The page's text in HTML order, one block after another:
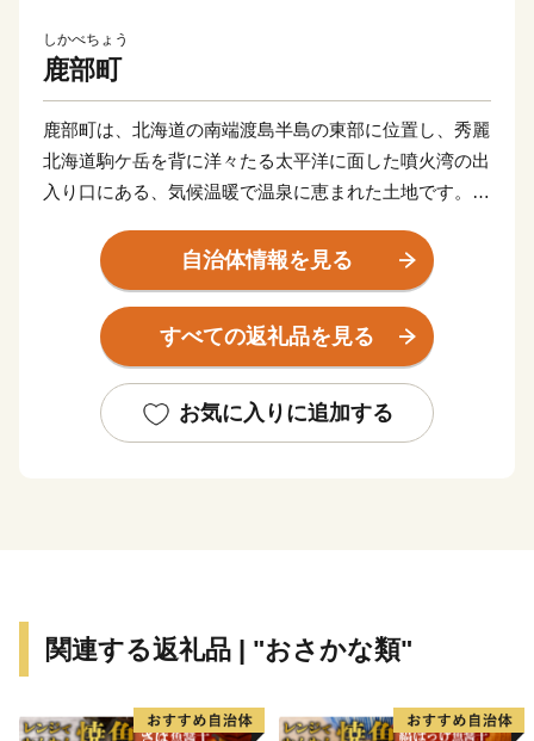
しかべちょう
鹿部町
鹿部町は、北海道の南端渡島半島の東部に位置し、秀麗
北海道駒ケ岳を背に洋々たる太平洋に面した噴火湾の出
入り口にある、気候温暖で温泉に恵まれた土地です。
■海産物
漁業が基幹産業である鹿部町は、魚種が豊富なことから
「水産王国」と称され、
中でも、ホタテ・コンブ・スケトウダラは水揚げ量が多
いダイヤ」とも呼ばれています。
あります。約103℃の温泉が空高く吹き上げる姿は圧巻
自治体情報を見る
すべての返礼品を見る
お気に入りに追加する
関連する返礼品 | "おさかな類"